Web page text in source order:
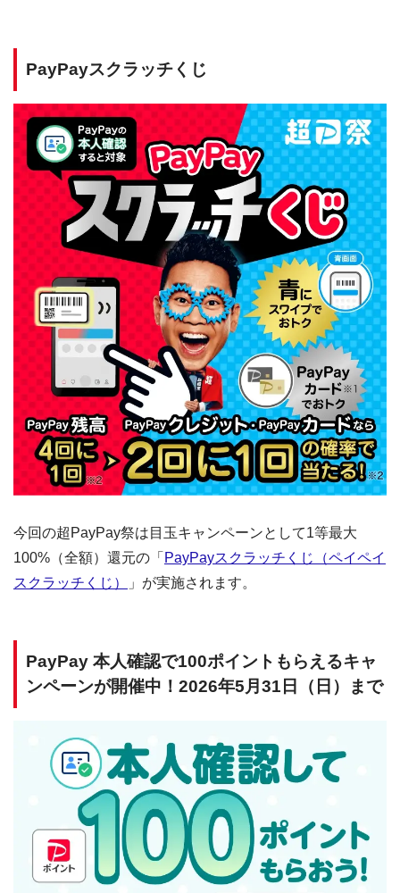
PayPayスクラッチくじ
今回の超PayPay祭は目玉キャンペーンとして1等最大
100%（全額）還元の「 PayPayスクラッチくじ（ペイペイ
スクラッチくじ）
」が実施されます。
PayPay 本人確認で100ポイントもらえるキャ
ンペーンが開催中！2026年5月31日（日）まで